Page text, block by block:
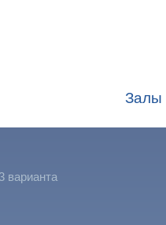
Залы
варианта